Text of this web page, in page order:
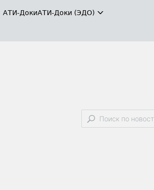
АТИ-ДокиАТИ-Доки (ЭДО)